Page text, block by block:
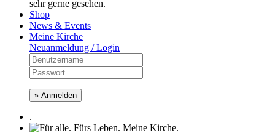
sehr gerne gesehen.
Shop
News & Events
Meine Kirche
Neuanmeldung / Login
» Anmelden
.